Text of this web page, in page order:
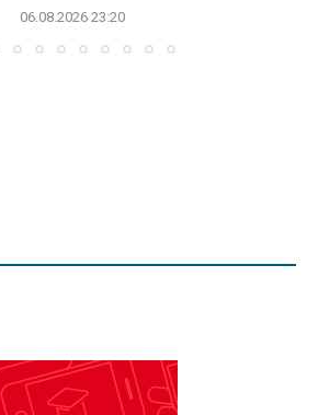
06.08.2026 23:20